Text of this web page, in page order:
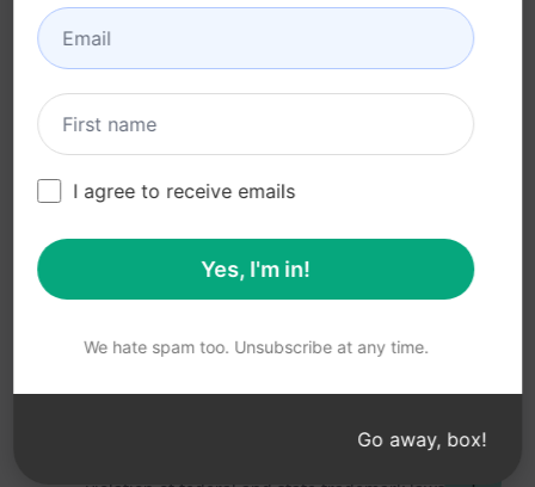
Termos da Extensão do
Navegador (en)
Termos de Faturamento
(en)
© 2026
All logos, trademarks, and registered trademarks are the
AIPRM and other related brand names are registered
laws.
and EU CTM EU18823472, EU18830896.
I agree to receive emails
Yes, I'm in!
We hate spam too. Unsubscribe at any time.
Go away, box!